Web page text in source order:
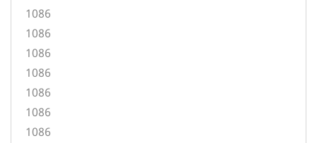
1086
1086
1086
1086
1086
1086
1086